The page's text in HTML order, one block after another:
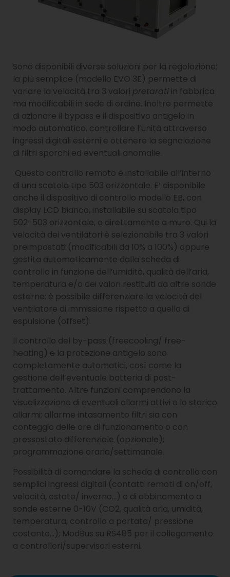
Sono disponibili diverse soluzioni per la regolazione;
la più semplice (modello EVO 3E) permette di
variare la velocità tra 3 valori pretarati in fabbrica
ma modificabili in sede di ordine. Inoltre permette
di azionare il bypass e il dispositivo antigelo in
modo automatico, controllare l’unità attraverso
ingressi digitali esterni e ottenere la segnalazione
di filtri sporchi ed eventuali anomalie.
Questo controllo remoto è installabile all’interno
di una scatola tipo 503 orizzontale. E’ disponibile
anche il dispositivo di controllo modello EB, con
display LCD bianco, installabile su scatola tipo
502-503 orizzontale, o direttamente a muro. Qui la
velocità dei ventilatori è selezionabile tra 3 valori
preimpostati (modificabili da 10% a 100%) oppure
gestita automaticamente dalla scheda di
controllo in funzione dell’umidità, qualità dell’aria,
temperatura e/o dei valori restituiti da altre sonde
esterne; è possibile differenziare la velocità del
ventilatore di immissione rispetto a quello di
espulsione (offset).
Il controllo del by-pass (freecooling/ free-
heating) e la protezione antigelo sono
completamente automatici, così come la
gestione dell’eventuale batteria di post-
trattamento. Altre funzioni comprendono la
visualizzazione di eventuali allarmi attivi e lo storico
allarmi; allarme intasamento filtri sia con
conteggio delle ore di funzionamento o con
pressostato differenziale (opzionale);
programmazione oraria/settimanale.
Possibilità di comandare la scheda di controllo con
semplici ingressi digitali (contatti remoti di on/off,
velocità, estate/ inverno…) e di abbinamento a
sonde esterne 0-10V (CO2, qualità aria, umidità,
temperatura, controllo a portata/ pressione
costante…); ModBus su RS485 per il collegamento
a controllori/supervisori esterni.